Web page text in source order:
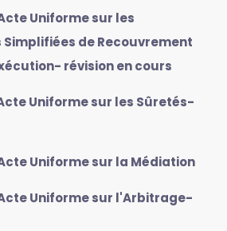
Uniforme sur les
de Recouvrement
révision en cours
Uniforme sur les Sûretés-
Uniforme sur la Médiation
Uniforme sur l'Arbitrage-